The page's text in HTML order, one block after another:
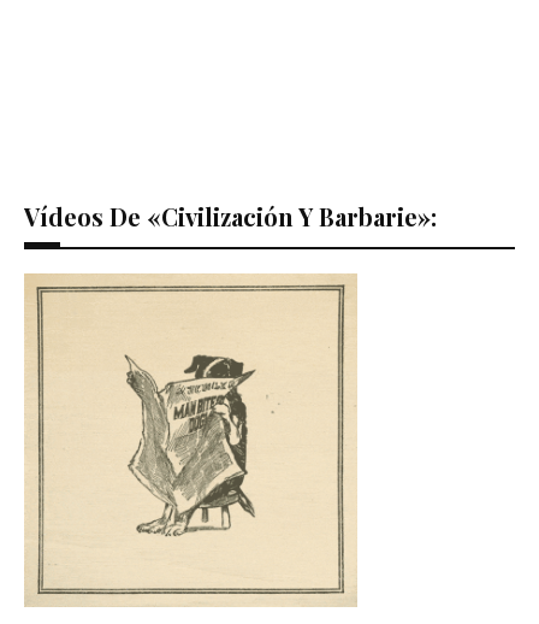
Vídeos De «Civilización Y Barbarie»: